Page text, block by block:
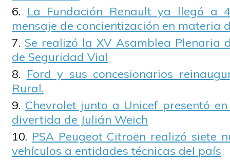
La Fundación Renault ya llegó a
mensaje de concientización en materia
Se realizó la XV Asamblea Plenaria
de Seguridad Vial
Ford y sus concesionarios
Rural.
Chevrolet junto a Unicef presentó
divertida de Julián Weich
PSA Peugeot Citroën realizó siete
vehículos a entidades técnicas del país